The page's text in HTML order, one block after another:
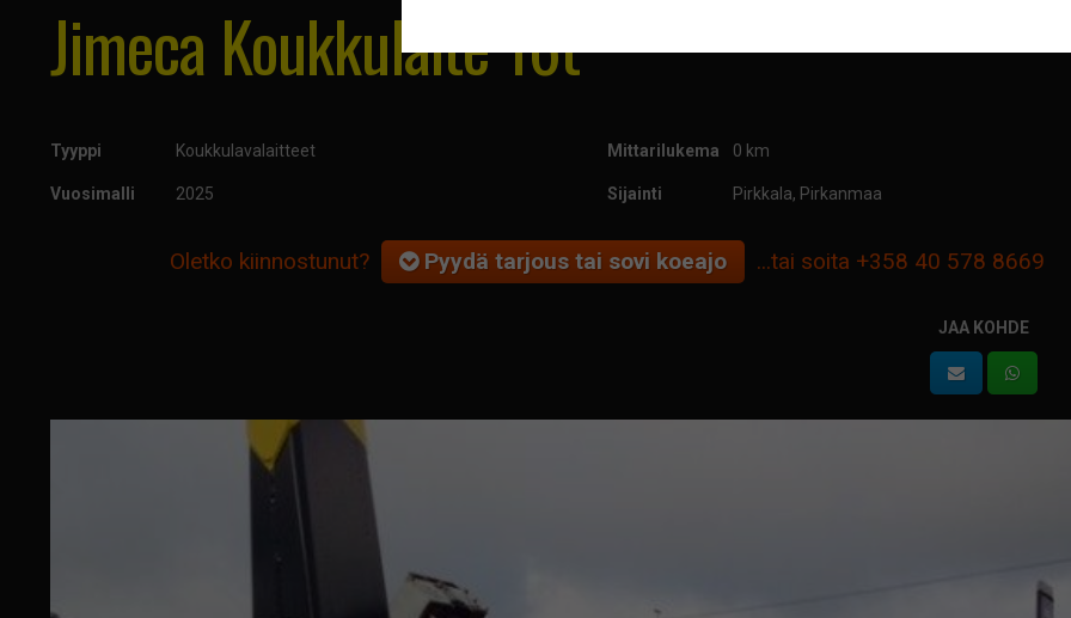
Jimeca Koukkulaite 16t
Tyyppi Koukkulavalaitteet
Vuosimalli 2025
Mittarilukema 0 km
Sijainti Pirkkala, Pirkanmaa
Oletko kiinnostunut? Pyydä tarjous tai sovi koeajo ...tai soita +358 40 578 8669
JAA KOHDE